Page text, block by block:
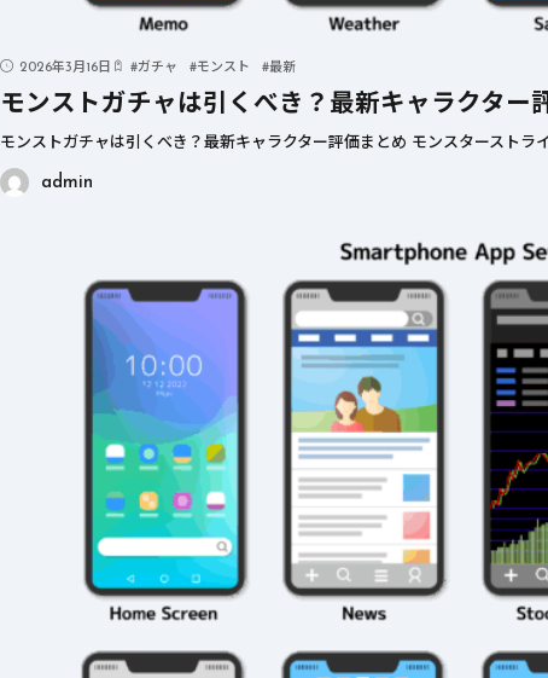
2026年3月16日 #ガチャ #モンスト #最新
モンストガチャは引くべき？最新キャラクター
モンストガチャは引くべき？最新キャラクター評価まとめ モンスターストラ
admin